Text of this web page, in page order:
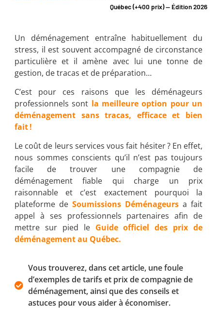
Québec (+400 prix) — Édition 2026
Un déménagement entraîne habituellement du
stress, il est souvent accompagné de circonstance
particulière et il amène avec lui une tonne de
gestion, de tracas et de préparation…
C’est pour ces raisons que les déménageurs
professionnels sont la meilleure option pour un
déménagement sans tracas, efficace et bien
fait !
Le coût de leurs services vous fait hésiter ? En effet,
nous sommes conscients qu’il n’est pas toujours
facile de trouver une compagnie de
déménagement fiable qui charge un prix
raisonnable et c’est exactement pourquoi la
plateforme de Soumissions Déménageurs a fait
appel à ses professionnels partenaires afin de
mettre sur pied le Guide officiel des prix de
déménagement au Québec.
Vous trouverez, dans cet article, une foule
d’exemples de tarifs et prix de compagnie de
déménagement, ainsi que des conseils et
astuces pour vous aider à économiser.